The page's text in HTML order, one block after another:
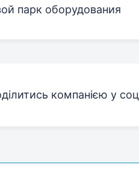
парк оборудования
компанією у